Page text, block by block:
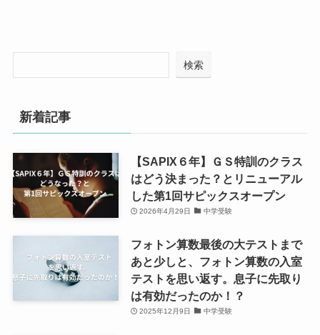
検索
新着記事
【SAPIX６年】ＧＳ特訓のクラス
はどう決まった？とリニューアル
した第1回サピックスオープン
2026年4月29日 中学受験
フォトン算数最後の大テストまで
あと少しと、フォトン算数の入室
テストを思い返す。息子に先取り
は有効だったのか！？
2025年12月9日 中学受験